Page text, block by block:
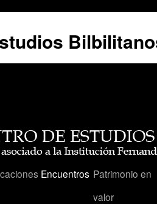
Encuentros Patrimonio en
valor